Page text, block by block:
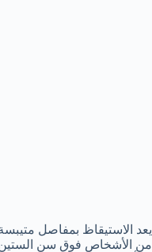
يعد الاستيقاظ بمفاصل
من الأشخاص فوق سن